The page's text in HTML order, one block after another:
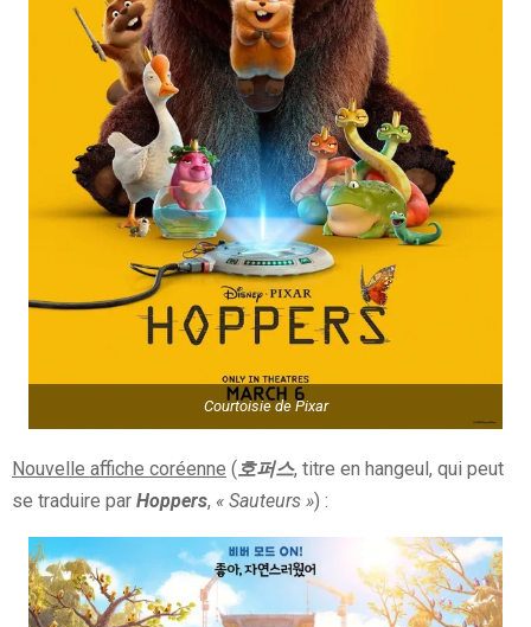
Courtoisie de Pixar
Nouvelle affiche coréenne (호퍼스, titre en hangeul, qui peut
se traduire par Hoppers, « Sauteurs ») :